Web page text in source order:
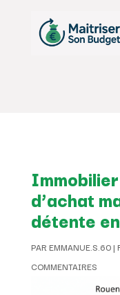
d’achat
détente
PAREMMANUE.S.60|
COMMENTAIRES